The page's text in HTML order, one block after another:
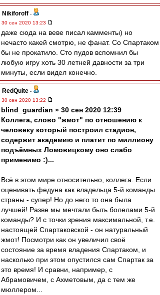
Nikiforoff -
30 сен 2020 13:23
даже сюда на веве писал камменты) но
нечасто какей смотрю, не фанат. Со Спартаком
бы не прокатило. Сто пудов вспомнил бы
любую игру хоть 30 летней давности за три
минуты, если видел конечно.
RedQuite -
30 сен 2020 13:22
blind_guardian » 30 сен 2020 12:39
Коллега, слово "жмот" по отношению к
человеку который построил стадион,
содержит академию и платит по миллиону
подъёмных Ломовицкому оно слабо
применимо :)...
Всё в этом мире относительно, коллега. Если
оценивать федуна как владельца 5-й команды
страны - супер! Но до него то она была
лучшей! Разве мы мечтали быть болелами 5-й
команды? И с точки зрения максимальной, т.е.
настоящей Спартаковской - он натуральный
жмот! Посмотри как он увеличил своё
состояние за время владения Спартаком, и
насколько при этом опустился сам Спартак за
это время! И сравни, например, с
Абрамовичем, с Ахметовым, да с тем же
мюллером...